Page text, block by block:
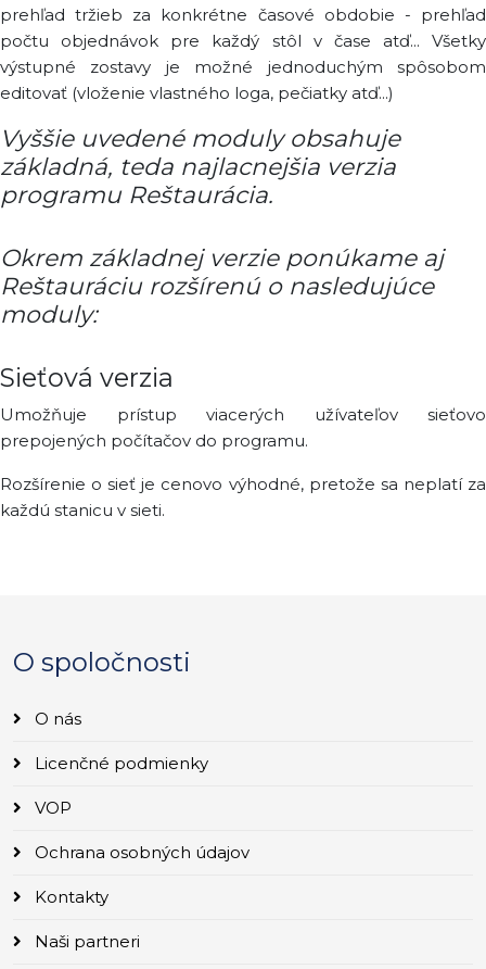
prehľad tržieb za konkrétne časové obdobie - prehľad
počtu objednávok pre každý stôl v čase atď... Všetky
výstupné zostavy je možné jednoduchým spôsobom
editovať (vloženie vlastného loga, pečiatky atď...)
Vyššie uvedené moduly obsahuje
základná, teda najlacnejšia verzia
programu Reštaurácia.
Okrem základnej verzie ponúkame aj
Reštauráciu rozšírenú o nasledujúce
moduly:
Sieťová verzia
Umožňuje prístup viacerých užívateľov sieťovo
prepojených počítačov do programu.
Rozšírenie o sieť je cenovo výhodné, pretože sa neplatí za
každú stanicu v sieti.
O spoločnosti
O nás
Licenčné podmienky
VOP
Ochrana osobných údajov
Kontakty
Naši partneri